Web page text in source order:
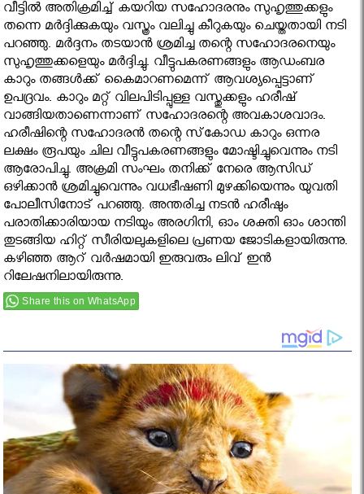
വീട്ടില്‍ അതിക്രമിച്ച് കയറിയ സഹോദരനും സുഹൃത്തുക്കളും
തന്നെ മര്‍ദ്ദിക്കുകയും വസ്ത്രം വലിച്ചു കീറുകയും ചെയ്തതായി നടി
പറഞ്ഞു. മര്‍ദ്ദനം തടയാന്‍ ശ്രമിച്ച തന്റെ സഹോദരനെയും
സുഹൃത്തുക്കളെയും മര്‍ദ്ദിച്ചു. വീട്ടുപകരണങ്ങളും ആഡംബര
കാറും തങ്ങള്‍ക്ക് കൈമാറണമെന്ന് ആവശ്യപ്പെട്ടാണ്
ഉപദ്രവം. കാറും മറ്റ് വിലപിടിപ്പുള്ള വസ്തുക്കളും ഹരീഷ്
വാങ്ങിയതാണെന്നാണ് സഹോദരന്റെ അവകാശവാദം.
ഹരീഷിന്റെ സഹോദരന്‍ തന്റെ സ്‌കോഡ കാറും ഒന്നര
ലക്ഷം രൂപയും ചില വീട്ടുപകരണങ്ങളും മോഷ്ടിച്ചുവെന്നും നടി
ആരോപിച്ചു. അക്രമി സംഘം തനിക്ക് നേരെ ആസിഡ്
ഒഴിക്കാന്‍ ശ്രമിച്ചുവെന്നും വധഭീഷണി മുഴക്കിയെന്നും യുവതി
പോലീസിനോട് പറഞ്ഞു. അന്തരിച്ച നടന്‍ ഹരീഷും
പരാതിക്കാരിയായ നടിയും അരഗിനി, ഓം ശക്തി ഓം ശാന്തി
തുടങ്ങിയ ഹിറ്റ് സീരിയലുകളിലെ പ്രണയ ജോടികളായിരുന്നു.
കഴിഞ്ഞ ആറ് വര്‍ഷമായി ഇരുവരും ലിവ് ഇന്‍
റിലേഷനിലായിരുന്നു.
Share this on WhatsApp